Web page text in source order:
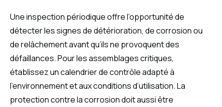
Une inspection périodique offre l’opportunité de
détecter les signes de détérioration, de corrosion ou
de relâchement avant qu’ils ne provoquent des
défaillances. Pour les assemblages critiques,
établissez un calendrier de contrôle adapté à
l’environnement et aux conditions d’utilisation. La
protection contre la corrosion doit aussi être